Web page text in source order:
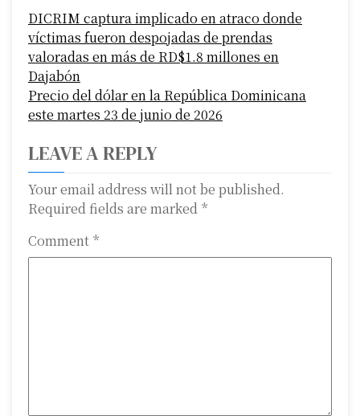
o
s
t
n
a
v
i
g
DICRIM captura implicado en atraco donde
víctimas fueron despojadas de prendas
valoradas en más de RD$1.8 millones en
Dajabón
Precio del dólar en la República Dominicana
este martes 23 de junio de 2026
LEAVE A REPLY
Your email address will not be published.
Required fields are marked *
Comment *